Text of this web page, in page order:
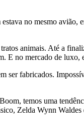
no mesmo avião,
animais. Até a
E no mercado de
ser fabricados.
temos uma
Zelda Wynn Waldes